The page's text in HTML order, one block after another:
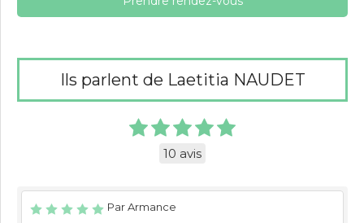
Ils parlent de Laetitia NAUDET
10 avis
Par Armance